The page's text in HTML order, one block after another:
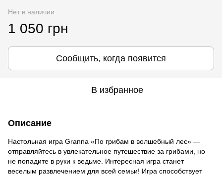
Нет в наличии
1 050 грн
Сообщить, когда появится
В избранное
Описание
Настольная игра Granna «По грибам в волшебный лес» —
отправляйтесь в увлекательное путешествие за грибами, но
не попадите в руки к ведьме. Интересная игра станет
веселым развлечением для всей семьи! Игра способствует